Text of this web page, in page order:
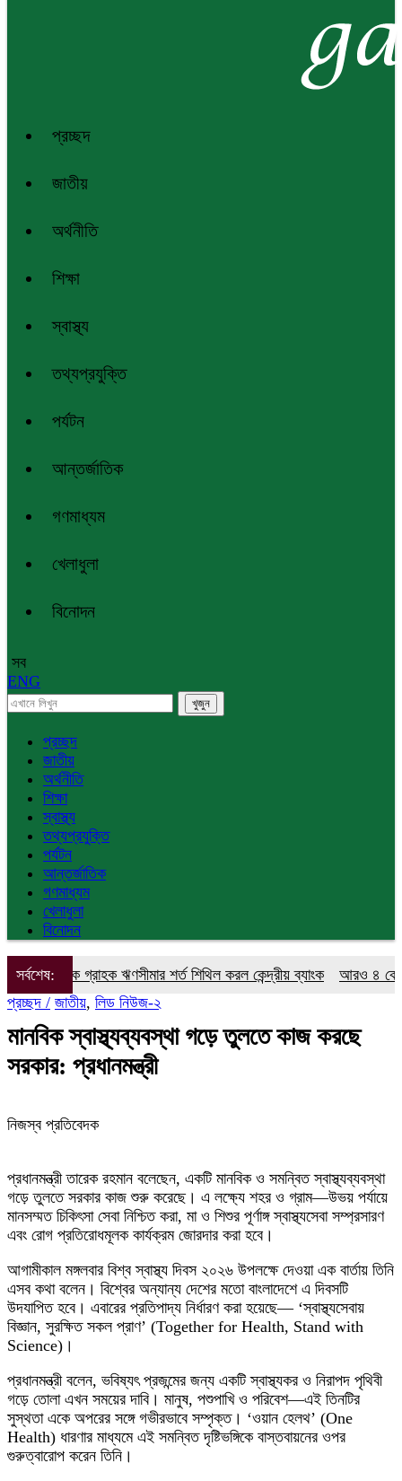
প্রচ্ছদ
জাতীয়
অর্থনীতি
শিক্ষা
স্বাস্থ্য
তথ্যপ্রযুক্তি
পর্যটন
আন্তর্জাতিক
গণমাধ্যম
খেলাধুলা
বিনোদন
সব
ENG
প্রচ্ছদ
জাতীয়
অর্থনীতি
শিক্ষা
স্বাস্থ্য
তথ্যপ্রযুক্তি
পর্যটন
আন্তর্জাতিক
গণমাধ্যম
খেলাধুলা
বিনোদন
সর্বশেষ:
একক গ্রাহক ঋণসীমার শর্ত শিথিল করল কেন্দ্রীয় ব্যাংক
আরও ৪ কোটি ডলার
প্রচ্ছদ / জাতীয়, লিড নিউজ-২
মানবিক স্বাস্থ্যব্যবস্থা গড়ে তুলতে কাজ করছে
সরকার: প্রধানমন্ত্রী
নিজস্ব প্রতিবেদক
প্রধানমন্ত্রী তারেক রহমান বলেছেন, একটি মানবিক ও সমন্বিত স্বাস্থ্যব্যবস্থা
গড়ে তুলতে সরকার কাজ শুরু করেছে। এ লক্ষ্যে শহর ও গ্রাম—উভয় পর্যায়ে
মানসম্মত চিকিৎসা সেবা নিশ্চিত করা, মা ও শিশুর পূর্ণাঙ্গ স্বাস্থ্যসেবা সম্প্রসারণ
এবং রোগ প্রতিরোধমূলক কার্যক্রম জোরদার করা হবে।
আগামীকাল মঙ্গলবার বিশ্ব স্বাস্থ্য দিবস ২০২৬ উপলক্ষে দেওয়া এক বার্তায় তিনি
এসব কথা বলেন। বিশ্বের অন্যান্য দেশের মতো বাংলাদেশে এ দিবসটি
উদযাপিত হবে। এবারের প্রতিপাদ্য নির্ধারণ করা হয়েছে— ‘স্বাস্থ্যসেবায়
বিজ্ঞান, সুরক্ষিত সকল প্রাণ’ (Together for Health, Stand with
Science)।
প্রধানমন্ত্রী বলেন, ভবিষ্যৎ প্রজন্মের জন্য একটি স্বাস্থ্যকর ও নিরাপদ পৃথিবী
গড়ে তোলা এখন সময়ের দাবি। মানুষ, পশুপাখি ও পরিবেশ—এই তিনটির
সুস্থতা একে অপরের সঙ্গে গভীরভাবে সম্পৃক্ত। ‘ওয়ান হেলথ’ (One
Health) ধারণার মাধ্যমে এই সমন্বিত দৃষ্টিভঙ্গিকে বাস্তবায়নের ওপর
গুরুত্বারোপ করেন তিনি।